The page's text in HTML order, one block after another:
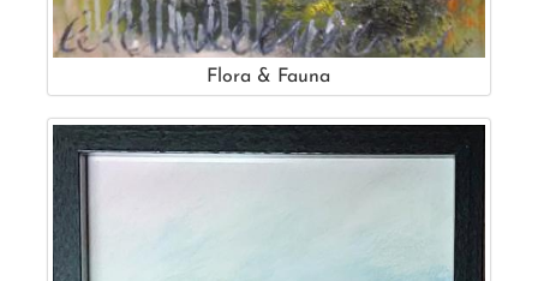
Flora & Fauna